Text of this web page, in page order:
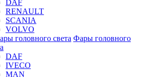
DAF
RENAULT
SCANIA
VOLVO
Фары головного
DAF
IVECO
MAN